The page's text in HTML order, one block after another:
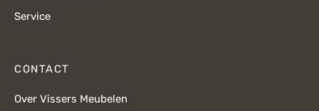
Service
CONTACT
Over Vissers Meubelen